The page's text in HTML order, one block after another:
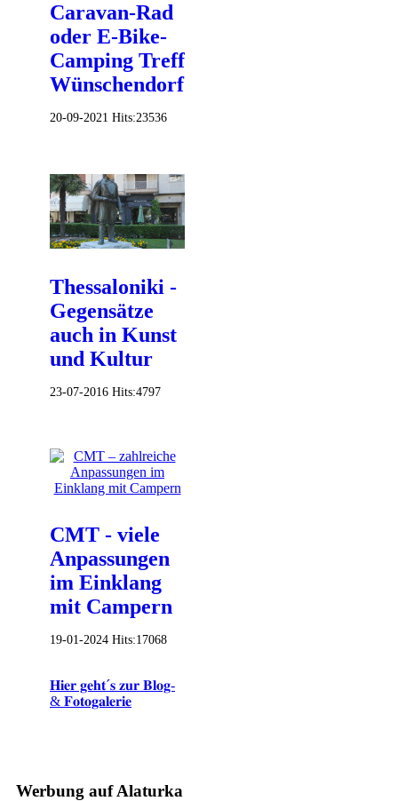
Caravan-Rad
oder E-Bike-
Camping Treff
Wünschendorf
20-09-2021 Hits:23536
Thessaloniki -
Gegensätze
auch in Kunst
und Kultur
23-07-2016 Hits:4797
CMT - viele
Anpassungen
im Einklang
mit Campern
19-01-2024 Hits:17068
𝐇𝐢𝐞𝐫 𝐠𝐞𝐡𝐭´𝐬 𝐳𝐮𝐫 𝐁𝐥𝐨𝐠-
& 𝐅𝐨𝐭𝐨𝐠𝐚𝐥𝐞𝐫𝐢𝐞
Werbung auf Alaturka